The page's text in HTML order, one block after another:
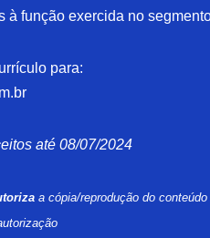
à função exercida no
para:
até 08/07/2024
a cópia/reprodução do